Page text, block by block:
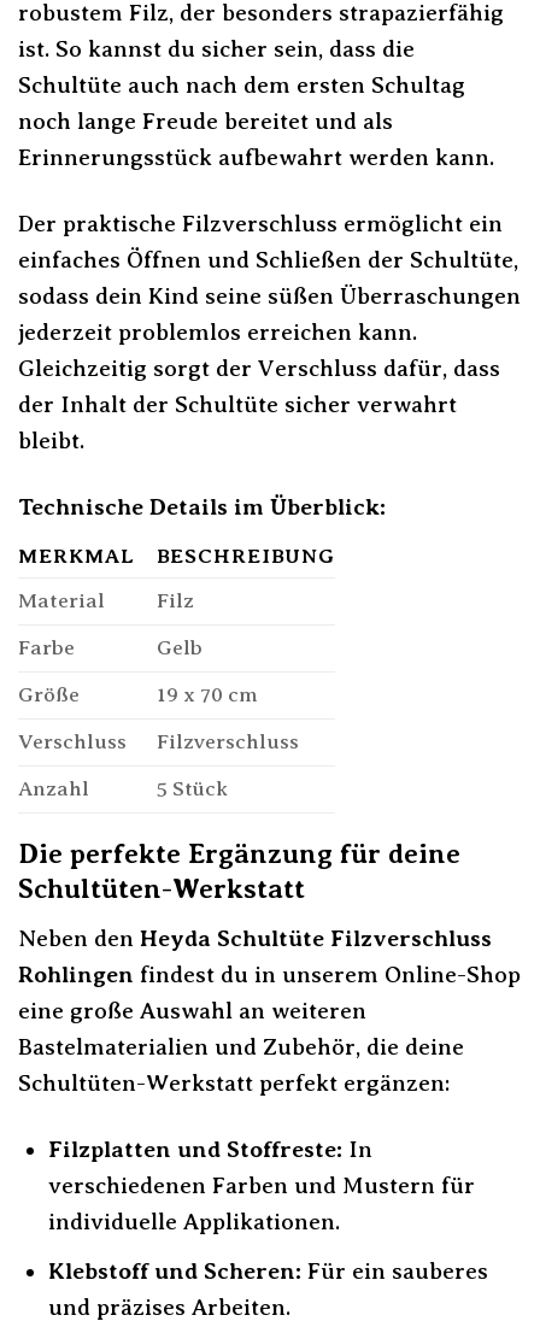
robustem Filz, der besonders strapazierfähig
ist. So kannst du sicher sein, dass die
Schultüte auch nach dem ersten Schultag
noch lange Freude bereitet und als
Erinnerungsstück aufbewahrt werden kann.
Der praktische Filzverschluss ermöglicht ein
einfaches Öffnen und Schließen der Schultüte,
sodass dein Kind seine süßen Überraschungen
jederzeit problemlos erreichen kann.
Gleichzeitig sorgt der Verschluss dafür, dass
der Inhalt der Schultüte sicher verwahrt
bleibt.
Technische Details im Überblick:
MERKMAL
BESCHREIBUNG
Material
Filz
Farbe Gelb
Größe 19 x 70 cm
Verschluss Filzverschluss
Anzahl 5 Stück
Die perfekte Ergänzung für deine
Schultüten-Werkstatt
Neben den Heyda Schultüte Filzverschluss
Rohlingen findest du in unserem Online-Shop
eine große Auswahl an weiteren
Bastelmaterialien und Zubehör, die deine
Schultüten-Werkstatt perfekt ergänzen:
Filzplatten und Stoffreste: In
verschiedenen Farben und Mustern für
individuelle Applikationen.
Klebstoff und Scheren: Für ein sauberes
und präzises Arbeiten.